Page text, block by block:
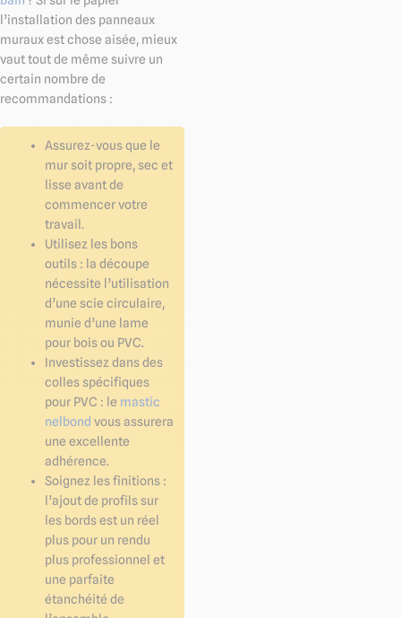
l’installation des panneaux
muraux est chose aisée, mieux
vaut tout de même suivre un
certain nombre de
recommandations :
Assurez-vous que le
mur soit propre, sec et
lisse avant de
commencer votre
travail.
Utilisez les bons
outils : la découpe
nécessite l’utilisation
d’une scie circulaire,
munie d’une lame
pour bois ou PVC.
Investissez dans des
colles spécifiques
pour PVC : le mastic
nelbond vous assurera
une excellente
adhérence.
Soignez les finitions :
l’ajout de profils sur
les bords est un réel
plus pour un rendu
plus professionnel et
une parfaite
étanchéité de